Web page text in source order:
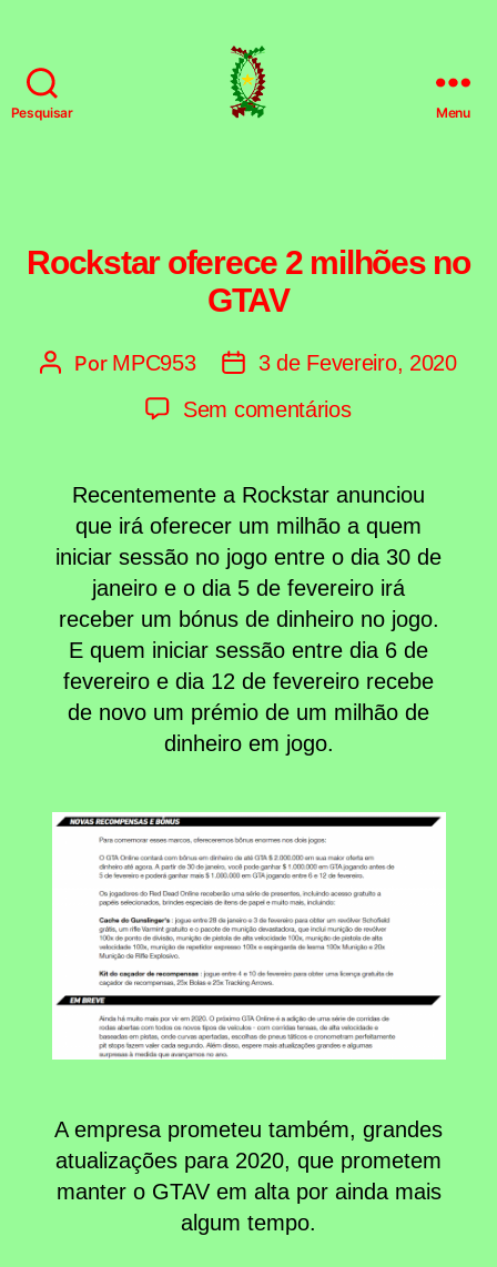
Pesquisar Menu
Categorias
Rockstar oferece 2 milhões no
GTAV
Autor
Por MPC953
Data
artigo
3 de Fevereiro, 2020
Sem comentáriosem
2
milhões
no
GTAV
Recentemente a Rockstar anunciou
que irá oferecer um milhão a quem
iniciar sessão no jogo entre o dia 30 de
janeiro e o dia 5 de fevereiro irá
receber um bónus de dinheiro no jogo.
E quem iniciar sessão entre dia 6 de
fevereiro e dia 12 de fevereiro recebe
de novo um prémio de um milhão de
dinheiro em jogo.
A empresa prometeu também, grandes
atualizações para 2020, que prometem
manter o GTAV em alta por ainda mais
algum tempo.